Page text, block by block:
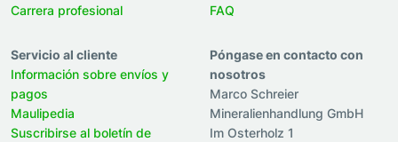
Carrera profesional
FAQ
Servicio al cliente
Información sobre envíos y
pagos
Maulipedia
Suscribirse al boletín de
Póngase en contacto con
nosotros
Marco Schreier
Mineralienhandlung GmbH
Im Osterholz 1